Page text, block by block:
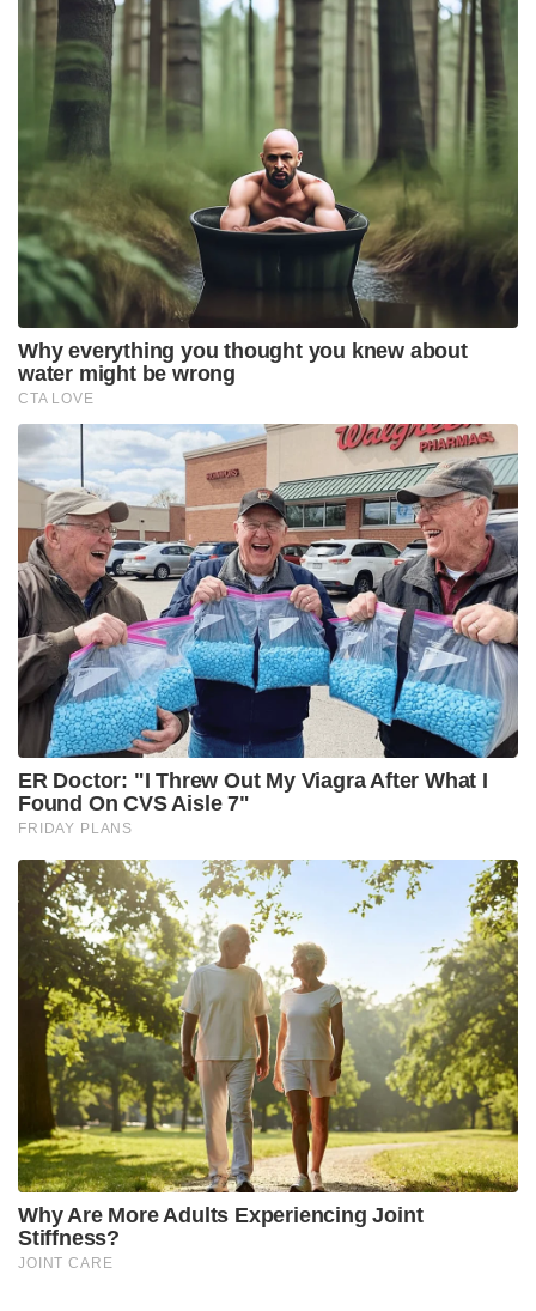
ബന്ധമാണ്. കൊൽക്കത്ത നൈറ്റ് റൈഡേഴ്‌സിൽ
ഞങ്ങൾ ഒരുമിച്ച് കളിച്ചിട്ടുണ്ട്. പരസ്പരം വളരെ
അടുത്തറിയാം. ഞാൻ അദ്ദേഹത്തിൽ നിന്ന് ധാരാളം
കാര്യങ്ങൾ പഠിച്ചു. രോഹിത്തിന്റെ കീഴിൽ ഞാൻ
കളിച്ചിട്ടുണ്ട്, പക്ഷേ കെകെആറിൽ കളിച്ച
കാലത്താണ് തന്ത്രങ്ങൾ കൂടുതലും ഞാൻ പഠിച്ചത്.
ഒരു താരത്തിന്റെ മനസ്സിൽ എന്താണ്
കടന്നുപോകുന്നത് എന്നൊക്കെ ഗംഭീറിന് നന്നായി
അറിയാം. ഒരു ടൂർണമെന്റിനായി എങ്ങനെ
തയ്യാറെടുപ്പുകൾ നടത്തണം, കളിക്കാരനെ എങ്ങനെ
മുന്നോട്ട് നയിക്കാമെന്നും അവരെ എങ്ങനെ
സംരക്ഷിക്കാമെന്നും എല്ലാം അയാളിൽ നിന്നാണ്
പഠിച്ചത്.” സൂര്യകുമാർ പറഞ്ഞു.
എന്തായാലും അടുത്ത ടി 20 ലോകകപ്പിന് മാസങ്ങൾ
മാത്രം ശേഷിക്കെ സൂര്യകുമാർ ഉടൻ ഫോം
കണ്ടെത്തും എന്ന് തന്നെയാണ് പ്രതീക്ഷ.
Tags: indian cricket Asia Cup 2025